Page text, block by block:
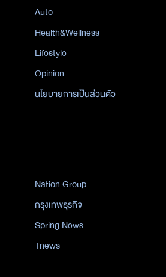
Auto
Health&Wellness
Lifestyle
Opinion
นโยบายการเป็นส่วนตัว
Nation Group
กรุงเทพธุรกิจ
Spring News
Tnews